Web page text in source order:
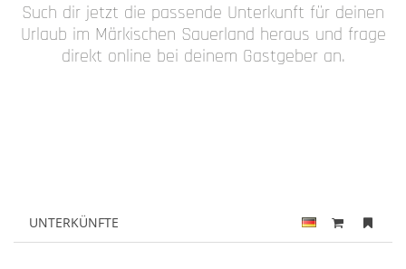
Such dir jetzt die passende Unterkunft für deinen
Urlaub im Märkischen Sauerland heraus und frage
direkt online bei deinem Gastgeber an.